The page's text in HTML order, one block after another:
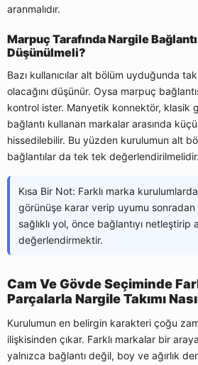
aranmalıdır.
Marpuç Tarafında Nargile
Düşünülmeli?
Bazı kullanıcılar alt bölüm uyduğunda
olacağını düşünür. Oysa marpuç
kontrol ister. Manyetik konnektör, klasik
bağlantı kullanan markalar arasında
hissedilebilir. Bu yüzden kurulumun alt
bağlantılar da tek tek değerlendirilmelidir.
Kısa Bir Not: Farklı marka
görünüşe karar verip uyumu
sağlıklı yol, önce bağlantıyı netleştirip
değerlendirmektir.
Cam Ve Gövde Seçiminde
Parçalarla Nargile Takımı
Kurulumun en belirgin karakteri çoğu
ilişkisinden çıkar. Farklı markalar bir
yalnızca bağlantı değil, boy ve ağırlık